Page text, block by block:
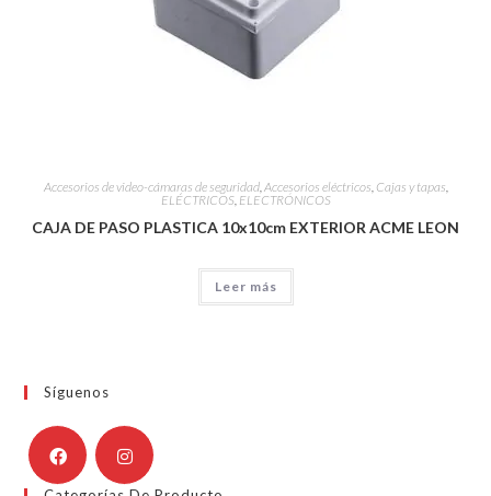
Accesorios de video-cámaras de seguridad,Accesorios eléctricos, Cajas y tapas,
ELÉCTRICOS, ELECTRÓNICOS
CAJA DE PASO PLASTICA 10x10cm EXTERIOR ACME LEON
Leer más
Síguenos